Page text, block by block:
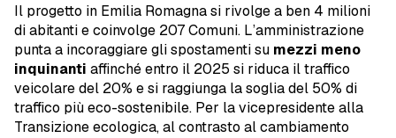
Il progetto in Emilia Romagna si rivolge a ben 4 milioni
di abitanti e coinvolge 207 Comuni. L’amministrazione
punta a incoraggiare gli spostamenti su mezzi meno
inquinanti affinché entro il 2025 si riduca il traffico
veicolare del 20% e si raggiunga la soglia del 50% di
traffico più eco-sostenibile. Per la vicepresidente alla
Transizione ecologica, al contrasto al cambiamento